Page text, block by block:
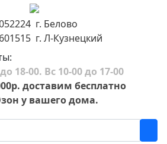
г. Белово
г. Л-Кузнецкий
18-00. Вс 10-00 до 17-00
доставим бесплатно
у вашего дома.